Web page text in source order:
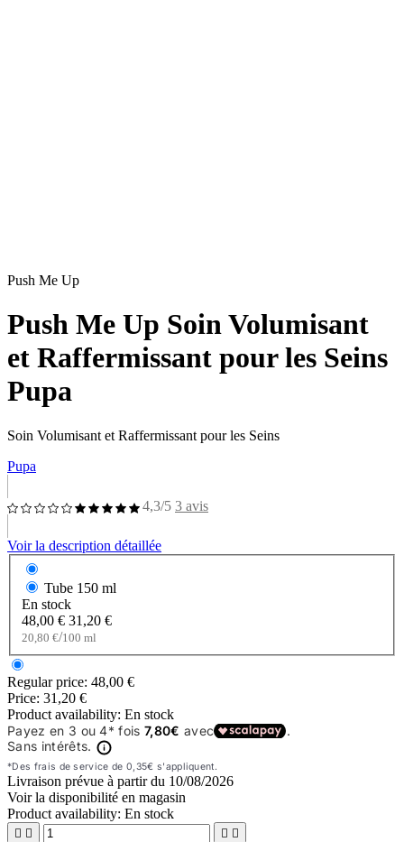
Push Me Up
Push Me Up Soin Volumisant
et Raffermissant pour les Seins
Pupa
Soin Volumisant et Raffermissant pour les Seins
Pupa
4,3/5 3 avis
Voir la description détaillée
Tube 150 ml
En stock
48,00 € 31,20 €
20,80 €/100 ml
Regular price: 48,00 €
Price: 31,20 €
Product availability: En stock
Livraison prévue à partir du 10/08/2026
Voir la disponibilité en magasin
Product availability: En stock
   